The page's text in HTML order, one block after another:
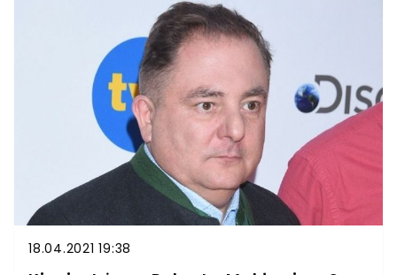
Lider zespołu Ich Troje jest obecnie w związku
małżeńskim z 5. kobietą. Dla niego jednak nie ma
to najmniejszego znaczenia, w związku z tym
muzyk złożył Poli niezwykłą obietnicę. Internauci
jednak nie są za bardzo przekonani.
18.04.2021 19:38